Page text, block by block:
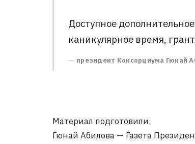
Доступное
каникулярное время,
президент Консорциума Гюнай
Материал подготовили:
Гюнай Абилова — Газета